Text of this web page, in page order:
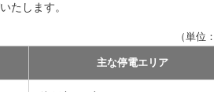
たします。
（単位
主な停電エリア